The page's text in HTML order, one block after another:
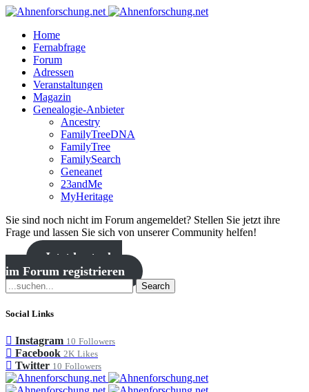
Home
Fernabfrage
Forum
Adressen
Veranstaltungen
Magazin
Genealogie-Anbieter
Ancestry
FamilyTreeDNA
FamilyTree
FamilySearch
Geneanet
23andMe
MyHeritage
Sie sind noch nicht im Forum angemeldet? Stellen Sie jetzt ihre
Frage und lassen Sie sich von unserer Community helfen!
Jetzt kostenlos
im Forum registrieren
Search
Social Links
Instagram 10 Followers
Facebook 2K Likes
Twitter 10 Followers